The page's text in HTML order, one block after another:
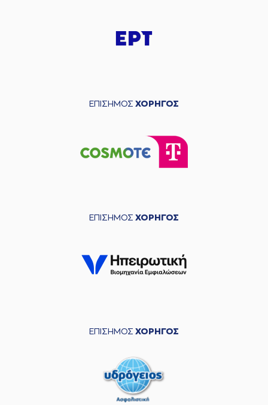
ΕΠΙΣΗΜΟΣ ΧΟΡΗΓΟΣ
ΕΠΙΣΗΜΟΣ ΧΟΡΗΓΟΣ
ΕΠΙΣΗΜΟΣ ΧΟΡΗΓΟΣ